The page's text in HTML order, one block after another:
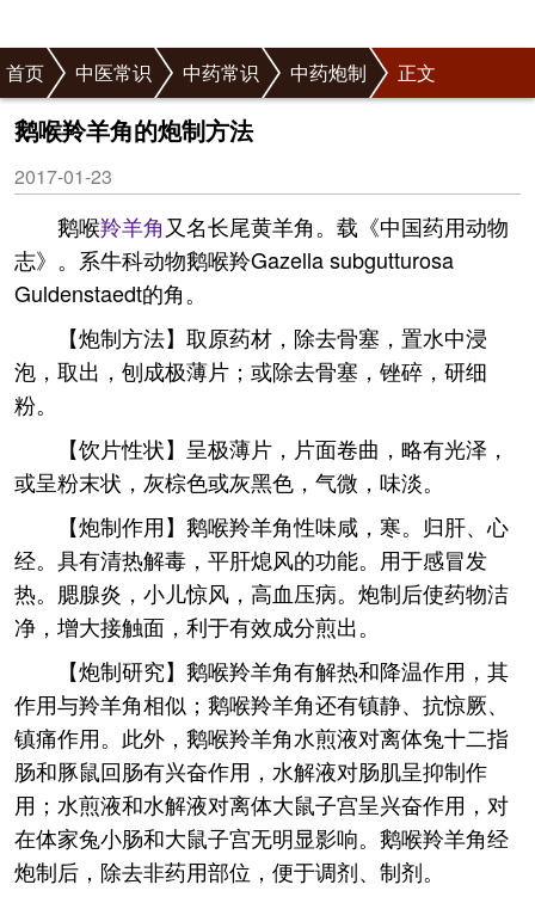
首页 中医常识 中药常识 中药炮制 正文
鹅喉羚羊角的炮制方法
2017-01-23
鹅喉羚羊角又名长尾黄羊角。载《中国药用动物
志》。系牛科动物鹅喉羚Gazella subgutturosa
Guldenstaedt的角。
【炮制方法】取原药材，除去骨塞，置水中浸
泡，取出，刨成极薄片；或除去骨塞，锉碎，研细
粉。
【饮片性状】呈极薄片，片面卷曲，略有光泽，
或呈粉末状，灰棕色或灰黑色，气微，味淡。
【炮制作用】鹅喉羚羊角性味咸，寒。归肝、心
经。具有清热解毒，平肝熄风的功能。用于感冒发
热。腮腺炎，小儿惊风，高血压病。炮制后使药物洁
净，增大接触面，利于有效成分煎出。
【炮制研究】鹅喉羚羊角有解热和降温作用，其
作用与羚羊角相似；鹅喉羚羊角还有镇静、抗惊厥、
镇痛作用。此外，鹅喉羚羊角水煎液对离体兔十二指
肠和豚鼠回肠有兴奋作用，水解液对肠肌呈抑制作
用；水煎液和水解液对离体大鼠子宫呈兴奋作用，对
在体家兔小肠和大鼠子宫无明显影响。鹅喉羚羊角经
炮制后，除去非药用部位，便于调剂、制剂。